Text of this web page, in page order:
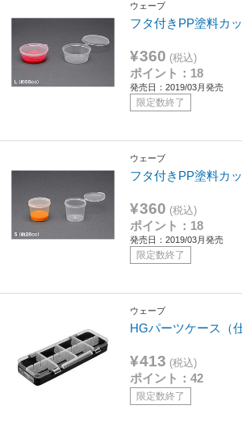
ウェーブ
フタ付きPP塗料カ
¥360 (税込)
ポイント：18
発売日：2019/03月発売
限定数終了
ウェーブ
フタ付きPP塗料カ
¥360 (税込)
ポイント：18
発売日：2019/03月発売
限定数終了
ウェーブ
HGパーツケース（
¥413 (税込)
ポイント：42
限定数終了